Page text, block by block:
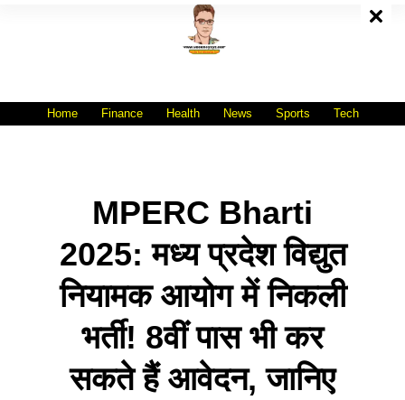
Home Finance Health News Sports Tech
MPERC Bharti
2025: मध्य प्रदेश विद्युत
नियामक आयोग में निकली
भर्ती! 8वीं पास भी कर
सकते हैं आवेदन, जानिए